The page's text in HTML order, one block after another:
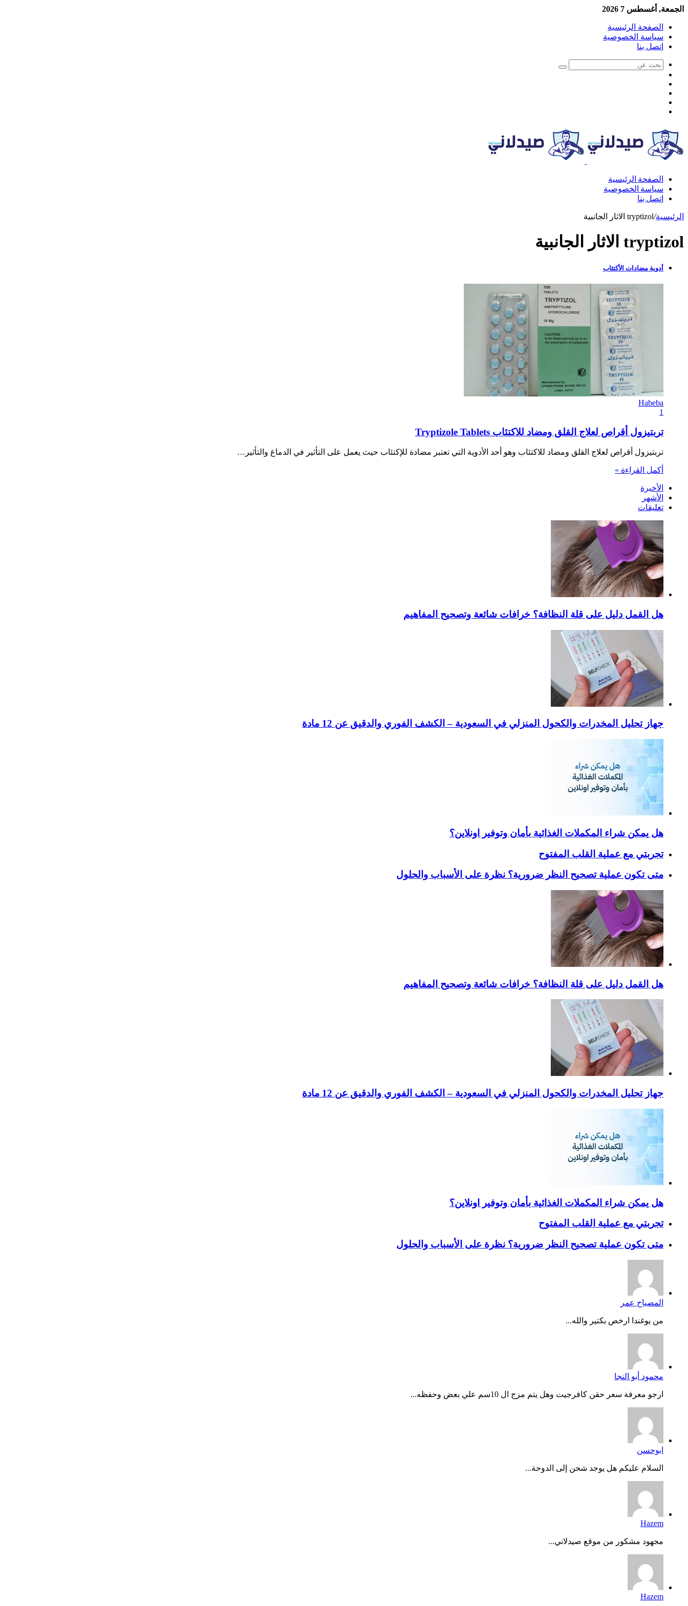
الجمعة, أغسطس 7 2026
الصفحة الرئيسية
سياسة الخصوصية
اتصل بنا
الصفحة الرئيسية
سياسة الخصوصية
اتصل بنا
الرئيسية/tryptizol الاثار الجانبية
tryptizol الاثار الجانبية
أدوية مضادات الأكتئاب
Habeba
1
تربتيزول أقراص لعلاج القلق ومضاد للاكتئاب Tryptizole Tablets
تربتيزول أقراص لعلاج القلق ومضاد للاكتئاب وهو أحد الأدوية التي تعتبر مضادة للإكتئاب حيث يعمل على التأثير في الدماغ والتأثير…
أكمل القراءة »
الأخيرة
الأشهر
تعليقات
هل القمل دليل على قلة النظافة؟ خرافات شائعة وتصحيح المفاهيم
جهاز تحليل المخدرات والكحول المنزلي في السعودية – الكشف الفوري والدقيق عن 12 مادة
هل يمكن شراء المكملات الغذائية بأمان وتوفير اونلاين؟
تجربتي مع عملية القلب المفتوح
متى تكون عملية تصحيح النظر ضرورية؟ نظرة على الأسباب والحلول
هل القمل دليل على قلة النظافة؟ خرافات شائعة وتصحيح المفاهيم
جهاز تحليل المخدرات والكحول المنزلي في السعودية – الكشف الفوري والدقيق عن 12 مادة
هل يمكن شراء المكملات الغذائية بأمان وتوفير اونلاين؟
تجربتي مع عملية القلب المفتوح
متى تكون عملية تصحيح النظر ضرورية؟ نظرة على الأسباب والحلول
المصباح عمر
من يوغندا ارخص بكتير والله...
محمود أبو النجا
ارجو معرفة سعر حقن كافرجيت وهل يتم مزج ال 10سم علي بعض وحفظه...
ابوحسن
السلام عليكم هل يوجد شحن إلى الدوحة...
Hazem
مجهود مشكور من موقع صيدلاني...
Hazem